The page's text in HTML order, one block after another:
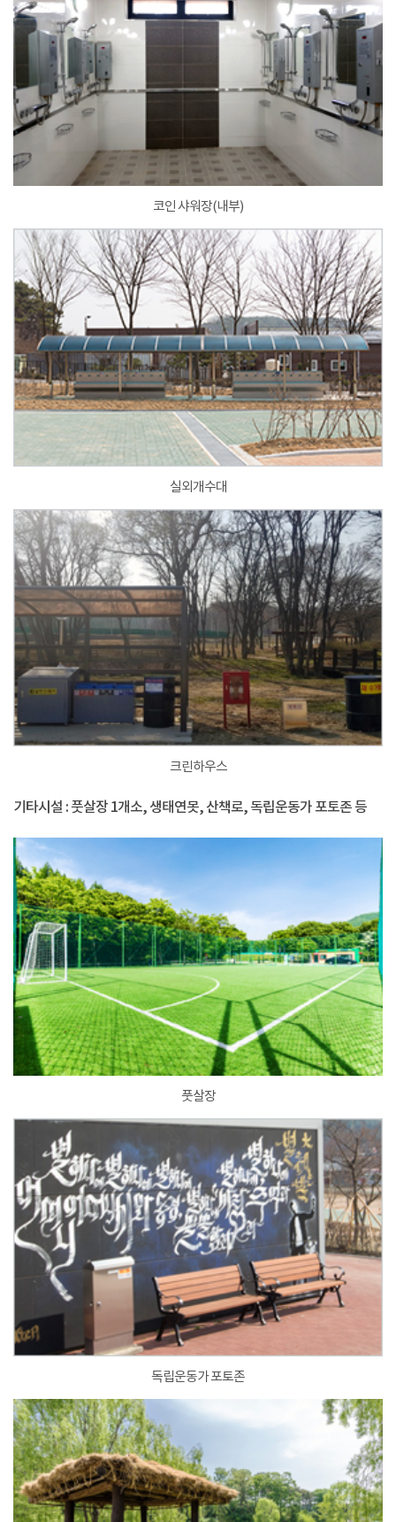
코인 샤워장(내부)
실외개수대
크린하우스
기타시설 : 풋살장 1개소, 생태연못, 산책로, 독립운동가 포토존 등
풋살장
독립운동가 포토존